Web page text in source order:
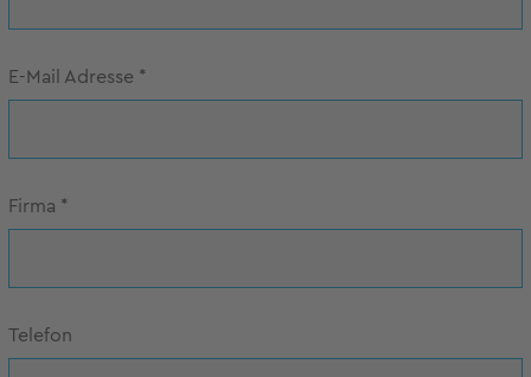
E-Mail Adresse *
Firma *
Telefon